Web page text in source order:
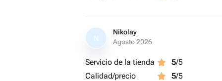
N
Nikolay
Agosto 2026
Servicio de la tienda 5/5
Calidad/precio
5/5